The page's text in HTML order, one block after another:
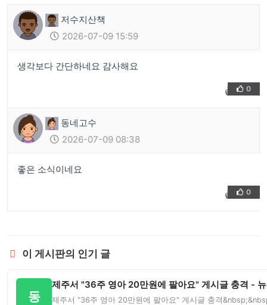
저수지산책
2026-07-09 15:59
생각보다 간단하네요 감사해요
👍 ❤️
0
동네고수
2026-07-09 08:38
좋은 소식이네요
👍 ❤️
0
이 게시판의 인기 글
동
제주서 "36주 영아 20만원에 팔아요" 게시글 충격 -
제주서 "36주 영아 20만원에 팔아요" 게시글 충격